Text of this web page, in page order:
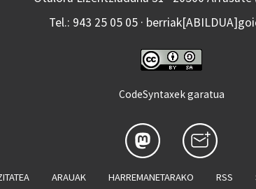
Tel.: 943 25 05 05 ·
CodeSyntaxek garatua
ARAUAK HARREMANETARAKO RSS